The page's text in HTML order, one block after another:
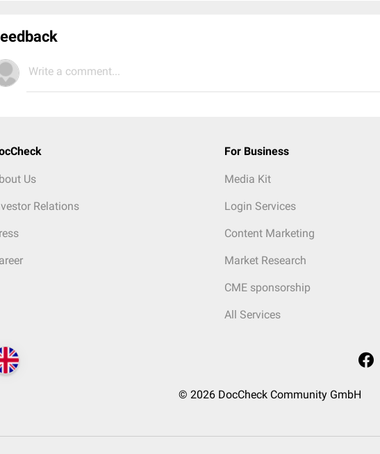
Write a comment...
Us
Relations
For Business
Media Kit
Login Services
Content Marketing
Market Research
CME sponsorship
All Services
© 2026 DocCheck Community GmbH